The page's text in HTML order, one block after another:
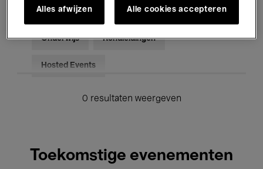
Voor iedereen Kids’ Palace
Onderwijs Rondleidingen
Hosted Events
0 resultaten weergeven
Toekomstige evenementen
Alles afwijzen Alle cookies accepteren